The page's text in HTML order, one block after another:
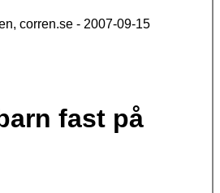
corren.se - 2007-09-15
fast på